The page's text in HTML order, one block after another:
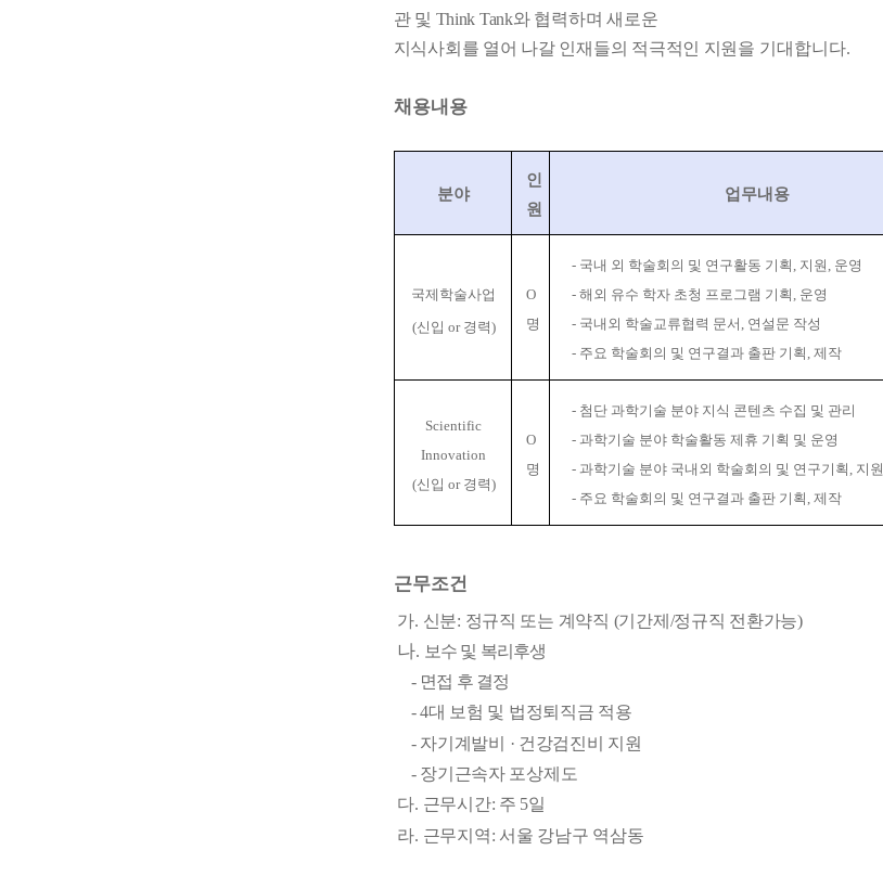
관 및 Think Tank와 협력하며 새로운
지식사회를 열어 나갈 인재들의 적극적인 지원을 기대합니다.
채용내용
분야
인
원
업무내용
국제학술사업
(신입 or 경력)
O
명
- 국내 외 학술회의 및 연구활동 기획 지원 운영
- 해외 유수 학자 초청 프로그램 기획 운영
- 국내외 학술교류협력 문서 연설문 작성
- 주요 학술회의 및 연구결과 출판 기획 제작
Scientific
Innovation
(신입 or 경력)
O
명
- 첨단 과학기술 분야 지식 콘텐츠 수집 및 관리
- 과학기술 분야 학술활동 제휴 기획 및 운영
- 과학기술 분야 국내외 학술회의 및 연구기획 지원
- 주요 학술회의 및 연구결과 출판 기획 제작
근무조건
가. 신분: 정규직 또는 계약직 (기간제 /정규직 전환가능)
나. 보수 및 복리후생
- 면접 후 결정
- 4대 보험 및 법정퇴직금 적용
- 자기계발비
· 건강검진비 지원
- 장기근속자 포상제도
다. 근무시간: 주 5일
라. 근무지역: 서울 강남구 역삼동